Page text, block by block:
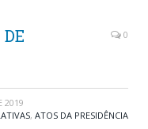
0
2019
, ATOS DA PRESIDÊNCIA